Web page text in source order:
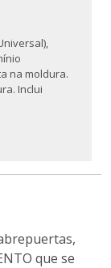
na moldura.
Inclui
que se